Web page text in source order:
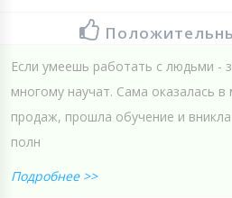
Если умеешь работать с людьми -
многому научат. Сама оказалась
продаж, прошла обучение и
полн
Подробнее >>